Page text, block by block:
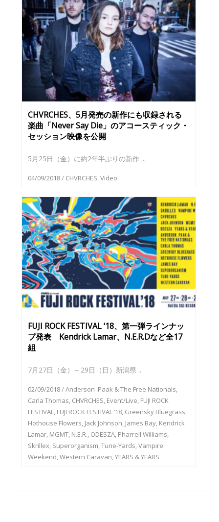
CHVRCHES、5月発売の新作にも収録される
楽曲「Never Say Die」のアコースティック・
セッション映像を公開
5月25日（金）に約2年半ぶりの新作 ...
04/09/2018/ CHVRCHES,Video
FUJI ROCK FESTIVAL ‘18、第一弾ラインナッ
プ発表 Kendrick Lamar、N.E.R.Dなど全17
組
7月27日（金）～29日（日）新潟県 ...
02/09/2018/Anderson .Paak & The Free Nationals,
Carla Thomas, CHVRCHES, Event/Live, FUJI ROCK
FESTIVAL, FUJI ROCK FESTIVAL ’18, Greensky Bluegrass,
Hothouse Flowers, Jack Johnson, James Bay, Kendrick
Lamar, MGMT, N.E.R., ODESZA, Pharrell Williams,
Skrillex, Superorganism,Tune-Yards,Vampire
Weekend,Western Caravan,YEARS & YEARS